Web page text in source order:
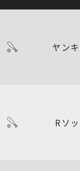
ヤン
Rソ